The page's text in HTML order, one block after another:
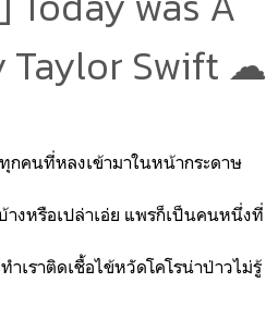
Taylor Swift ☁
กคนที่หลงเข้ามาในหน้ากระดาษ
างหรือเปล่าเอ่ย แพรก็เป็นคนหนึ่งที่
เราติดเชื้อไข้หวัดโคโรน่าป่าวไม่รู้